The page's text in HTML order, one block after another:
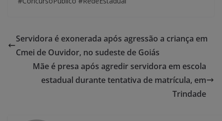
Servidora é exonerada após agressão a criança em
Cmei de Ouvidor, no sudeste de Goiás
Mãe é presa após agredir servidora em escola
estadual durante tentativa de matrícula, em
Trindade